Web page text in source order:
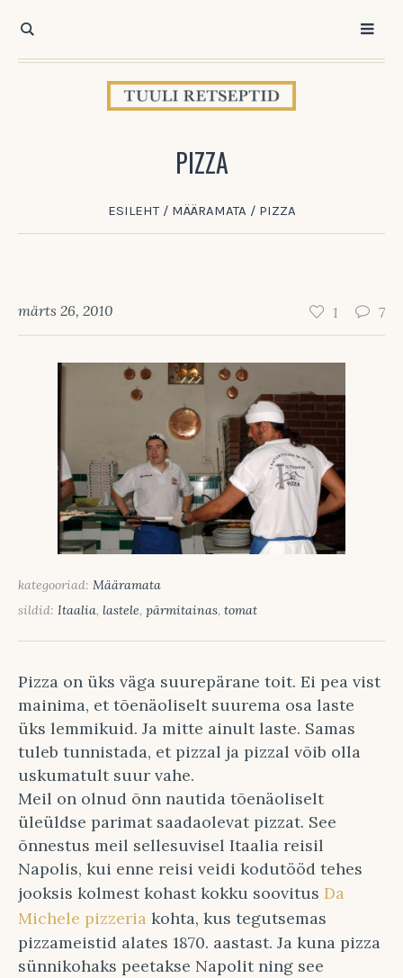
PIZZA
ESILEHT / MÄÄRAMATA / PIZZA
märts 26, 2010 7
1
kategooriad: Määramata
sildid: Itaalia, lastele, pärmitainas, tomat
Pizza on üks väga suurepärane toit. Ei pea vist
mainima, et tõenäoliselt suurema osa laste
üks lemmikuid. Ja mitte ainult laste. Samas
tuleb tunnistada, et pizzal ja pizzal võib olla
uskumatult suur vahe.
Meil on olnud õnn nautida tõenäoliselt
üleüldse parimat saadaolevat pizzat. See
õnnestus meil sellesuvisel Itaalia reisil
Napolis, kui enne reisi veidi kodutööd tehes
jooksis kolmest kohast kokku soovitus Da
Michele pizzeria kohta, kus tegutsemas
pizzameistid alates 1870. aastast. Ja kuna pizza
sünnikohaks peetakse Napolit ning see